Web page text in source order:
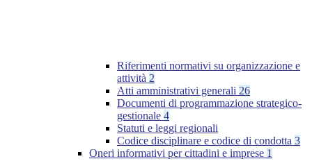
Riferimenti normativi su organizzazione e
attività 2
Atti amministrativi generali 26
Documenti di programmazione strategico-
gestionale 4
Statuti e leggi regionali
Codice disciplinare e codice di condotta 3
Oneri informativi per cittadini e imprese 1